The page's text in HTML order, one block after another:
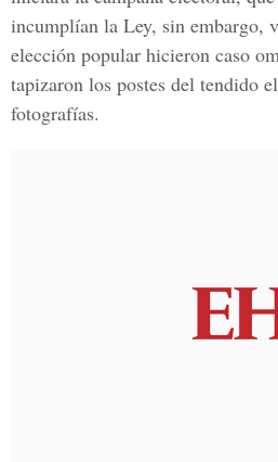
incumplían la Ley, sin embargo,
elección popular hicieron caso
tapizaron los postes del tendido
fotografías.